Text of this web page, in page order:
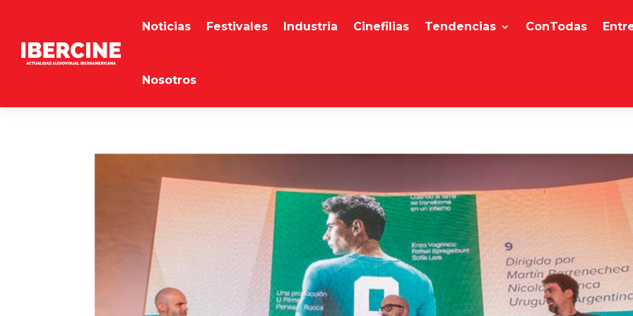
Noticias Festivales Industria Cinefilias Tendencias ConTodas
Nosotros